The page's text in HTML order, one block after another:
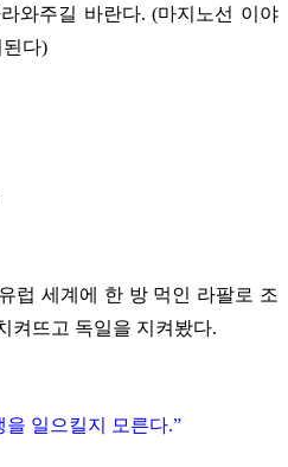
와주길 바란다. (마지노선 이야
다)
럽 세계에 한 방 먹인 라팔로 조
켜뜨고 독일을 지켜봤다.
일으킬지 모른다.”